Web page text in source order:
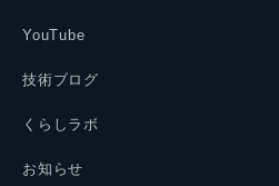
YouTube
技術ブログ
くらしラボ
お知らせ